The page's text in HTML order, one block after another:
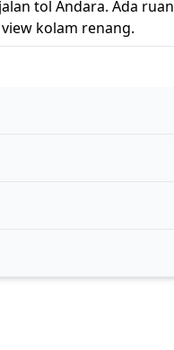
tol Andara. Ada
kolam renang.